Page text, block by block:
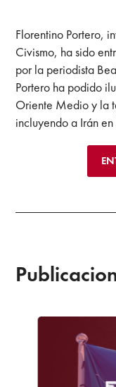
Florentino Portero,
Civismo, ha sido
por la periodista
Portero ha podido
Oriente Medio y la
incluyendo a Irán en